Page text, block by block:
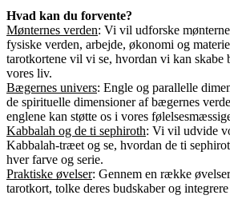
Hvad kan du forvente?
Mønternes verden: Vi vil udforske
fysiske verden, arbejde, økonomi og
tarotkortene vil vi se, hvordan vi kan skabe
vores liv.
Bægernes univers: Engle og parallelle
de spirituelle dimensioner af bægernes
englene kan støtte os i vores
Kabbalah og de ti sephiroth: Vi vil udvide
Kabbalah-træet og se, hvordan de ti
hver farve og serie.
Praktiske øvelser: Gennem en række
tarotkort, tolke deres budskaber og